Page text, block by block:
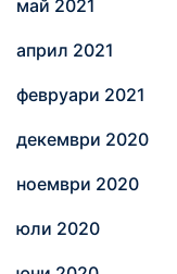
май 2021
април 2021
февруари 2021
декември 2020
ноември 2020
юли 2020